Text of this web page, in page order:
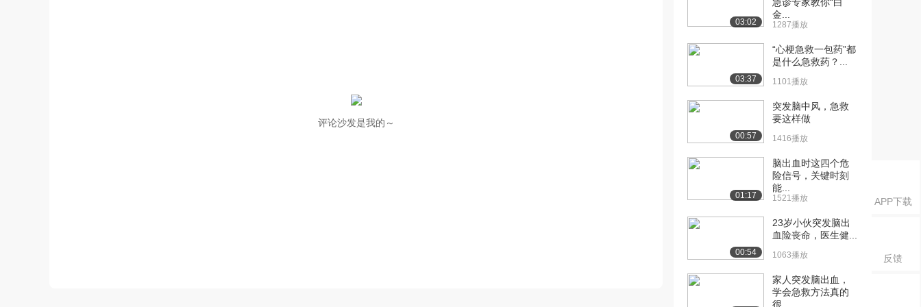
APP下载
反馈
评论沙发是我的～
03:02
金...
1287播放
03:37
“心梗急救一包药”都
是什么急救药？...
1101播放
00:57
突发脑中风，急救
要这样做
1416播放
01:17
脑出血时这四个危
险信号，关键时刻
能...
1521播放
00:54
23岁小伙突发脑出
血险丧命，医生健...
1063播放
家人突发脑出血，
学会急救方法真的
很...